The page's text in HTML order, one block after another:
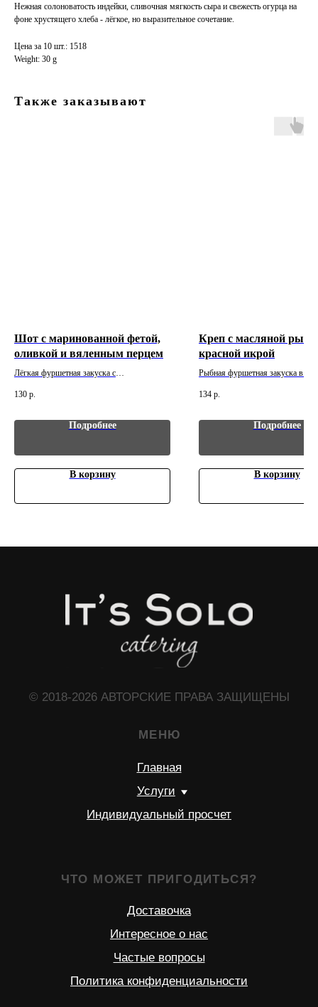
Нежная солоноватость индейки, сливочная мягкость сыра и свежесть огурца на
фоне хрустящего хлеба - лёгкое, но выразительное сочетание.
Цена за 10 шт.: 1518
Weight: 30 g
Также заказывают
Шот с маринованной фетой,
оливкой и вяленным перцем
Лёгкая фуршетная закуска с
указана за 1 шт. Минимальный заказ - 10
130 р.
Подробнее
В корзину
Креп с масляной
красной икрой
Рыбная фуршетная закуска в
за 1 шт. Минимальный заказ -
134 р.
Подробнее
В корзину
+7 (925) 530-38-98
solocatering15@gmail.com
Доставочка
МЕНЮ